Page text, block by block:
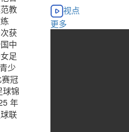
教
获
中
足
少
冠
球锦
年
联
视点
更多